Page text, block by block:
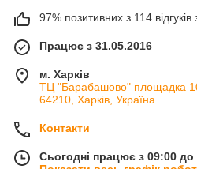
97% позитивних з 114 відгуків
Працює з 31.05.2016
м. Харків
ТЦ "Барабашово" площадка
64210, Харків, Україна
Контакти
Сьогодні працює з 09:00 до